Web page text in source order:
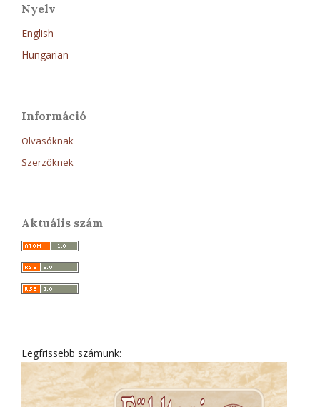
Nyelv
English
Hungarian
Információ
Olvasóknak
Szerzőknek
Aktuális szám
Legfrissebb számunk: